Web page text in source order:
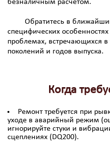
безналичным расчетом.
Обратитесь в
специфических
проблемах, встречающихся
поколений и годов выпуска.
Когда
Ремонт требуется при
уходе в аварийный режим
игнорируйте стуки и
сцеплениях (DQ200).